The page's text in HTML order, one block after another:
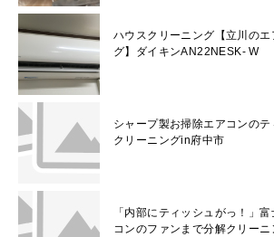
ハウスクリーニング【立川のエ
グ】ダイキンAN22NESK- W
シャープ製お掃除エアコンの
クリーニングin府中市
「内部にティッシュがっ！」
コンのファンまで分解クリー